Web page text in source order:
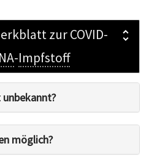
zur COVID-
-Impfstoff
möglich?